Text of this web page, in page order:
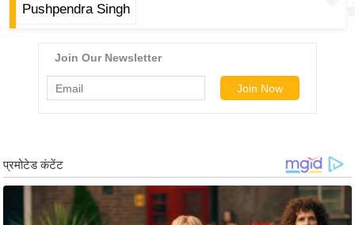
मी
Pushpendra Singh